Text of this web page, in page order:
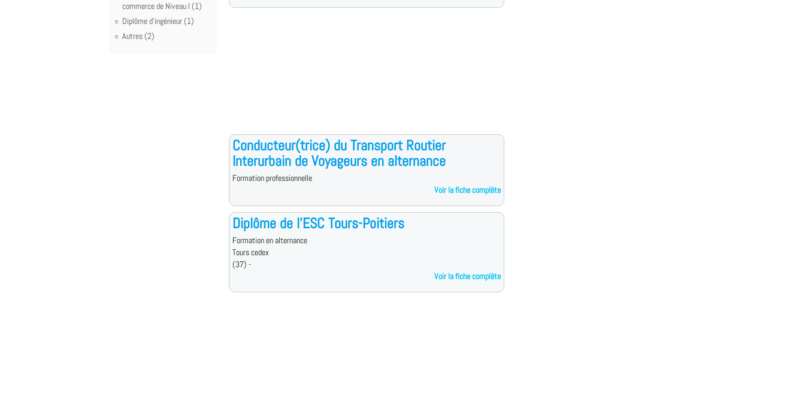
commerce de Niveau I (1)
Diplôme d'ingénieur (1)
Autres (2)
Conducteur(trice) du Transport Routier
Interurbain de Voyageurs en alternance
Formation professionnelle
Voir la fiche complète
Diplôme de l'ESC Tours-Poitiers
Formation en alternance
Tours cedex
(37) -
Voir la fiche complète